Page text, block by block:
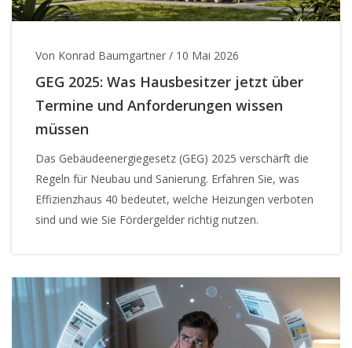
Von Konrad Baumgartner / 10 Mai 2026
GEG 2025: Was Hausbesitzer jetzt über
Termine und Anforderungen wissen
müssen
Das Gebäudeenergiegesetz (GEG) 2025 verschärft die
Regeln für Neubau und Sanierung. Erfahren Sie, was
Effizienzhaus 40 bedeutet, welche Heizungen verboten
sind und wie Sie Fördergelder richtig nutzen.